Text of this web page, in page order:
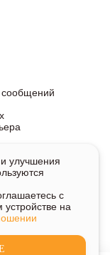
информационный
и стоимости
нам.
улучшения
с
на